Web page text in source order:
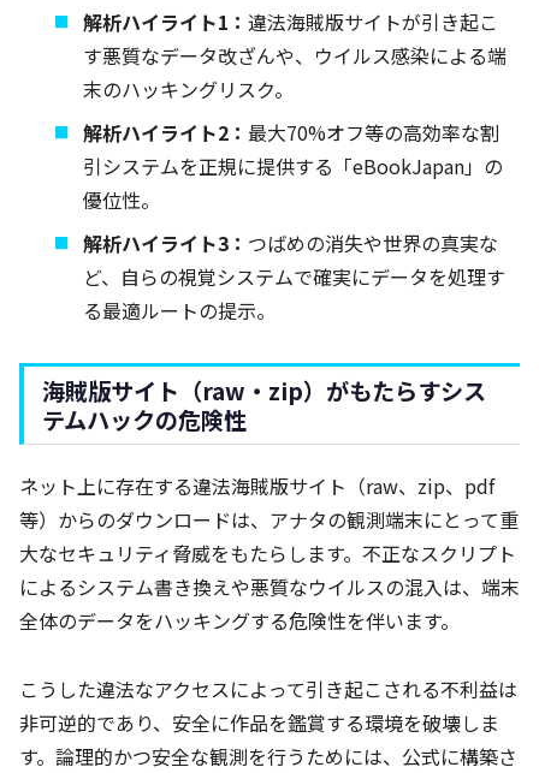
解析ハイライト1：違法海賊版サイトが引き起こ
す悪質なデータ改ざんや、ウイルス感染による端
末のハッキングリスク。
解析ハイライト2：最大70%オフ等の高効率な割
引システムを正規に提供する「eBookJapan」の
優位性。
解析ハイライト3： つばめの消失や世界の真実な
ど、自らの視覚システムで確実にデータを処理す
る最適ルートの提示。
海賊版サイト（raw・zip）がもたらすシス
テムハックの危険性
ネット上に存在する違法海賊版サイト（raw、zip、pdf
等）からのダウンロードは、アナタの観測端末にとって重
大なセキュリティ脅威をもたらします。不正なスクリプト
によるシステム書き換えや悪質なウイルスの混入は、端末
全体のデータをハッキングする危険性を伴います。
こうした違法なアクセスによって引き起こされる不利益は
非可逆的であり、安全に作品を鑑賞する環境を破壊しま
す。論理的かつ安全な観測を行うためには、公式に構築さ